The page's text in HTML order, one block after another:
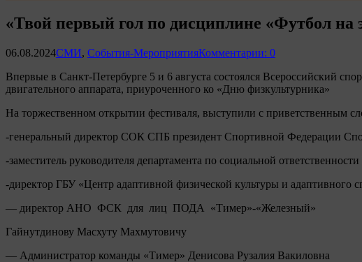
«Твой первый гол по дисциплине «Футбол на
06.08.2024СМИ, События-МероприятияКомментарии: 0
Впервые в Санкт-Петербурге 5 и 6 августа состоялся Всероссийский
двигательного аппарата, приуроченного ко «Дню физкультурника»
На торжественном открытии фестиваля, выступили с приветственным
-генеральный директор СОК СПБ президент Спортивной Федерации
-заместитель руководителя департамента по социальной
-директор ГБУ «Центр адаптивной физической культуры и адаптивного
— директор АНО ФСК для лиц ПОДА «Тимер»-«Железный»
Гайнутдинову Масхуту Махмутовичу
— Администратор команды «Тимер» Денисова Рузалия Вакиловна